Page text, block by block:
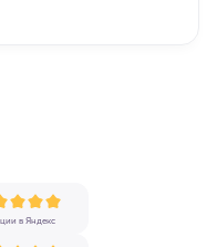
в Яндекс